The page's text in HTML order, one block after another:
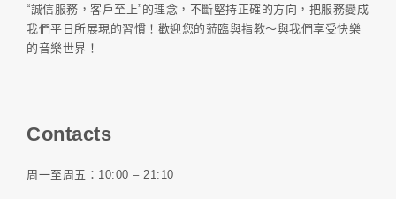
“誠信服務，客戶至上”的理念，不斷堅持正確的方向，把服務變成
我們平日所展現的習慣！歡迎您的蒞臨與指教～與我們享受快樂
的音樂世界！
Contacts
周一至周五：10:00 – 21:10